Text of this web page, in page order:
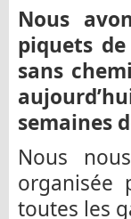
Nous
piquets
sans
semaines
Nous
organisée
toutes les